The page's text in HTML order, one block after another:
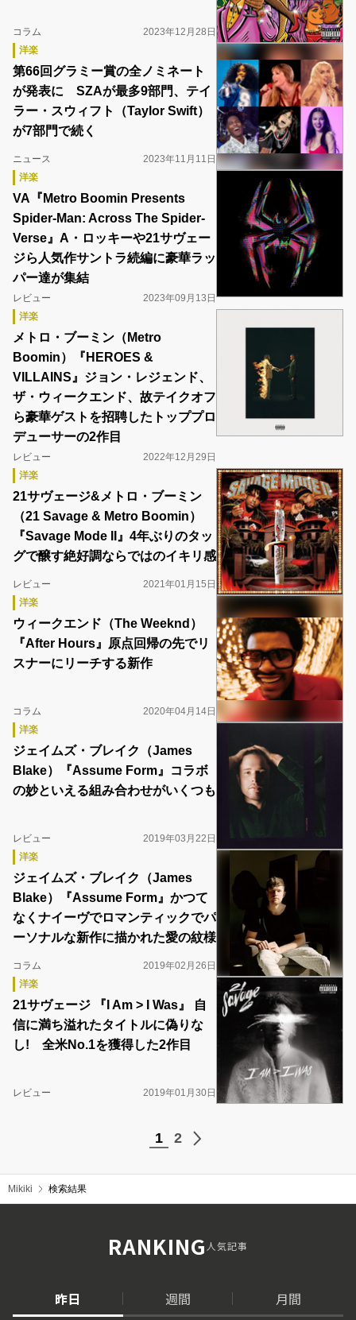
コラム
2023年12月28日
洋楽
第66回グラミー賞の全ノミネート
が発表に SZAが最多9部門、テイ
ラー・スウィフト（Taylor Swift）
が7部門で続く
ニュース
2023年11月11日
洋楽
VA『Metro Boomin Presents
Spider-Man: Across The Spider-
Verse』A・ロッキーや21サヴェー
ジら人気作サントラ続編に豪華ラッ
パー達が集結
レビュー
2023年09月13日
洋楽
メトロ・ブーミン（Metro
Boomin）『HEROES &
VILLAINS』ジョン・レジェンド、
ザ・ウィークエンド、故テイクオフ
ら豪華ゲストを招聘したトッププロ
デューサーの2作目
レビュー
2022年12月29日
洋楽
21サヴェージ&メトロ・ブーミン
（21 Savage & Metro Boomin）
『Savage Mode II』4年ぶりのタッ
グで醸す絶好調ならではのイキリ感
レビュー
2021年01月15日
洋楽
ウィークエンド（The Weeknd）
『After Hours』原点回帰の先でリ
スナーにリーチする新作
コラム
2020年04月14日
洋楽
ジェイムズ・ブレイク（James
Blake）『Assume Form』コラボ
の妙といえる組み合わせがいくつも
レビュー
2019年03月22日
洋楽
ジェイムズ・ブレイク（James
Blake）『Assume Form』かつて
なくナイーヴでロマンティックでパ
ーソナルな新作に描かれた愛の紋様
コラム
2019年02月26日
洋楽
21サヴェージ 『I Am > I Was』 自
信に満ち溢れたタイトルに偽りな
し! 全米No.1を獲得した2作目
レビュー 2019年01月30日
1 2
Mikiki 検索結果
RANKING人気記事
昨日 週間 月間